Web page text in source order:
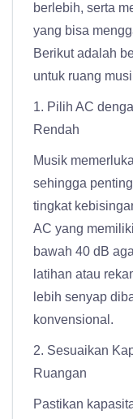
berlebih, serta
yang bisa
Berikut adalah
untuk ruang
1. Pilih AC
Rendah
Musik
sehingga
tingkat
AC yang
bawah 40 dB
latihan atau
lebih senyap
konvensional.
2. Sesuaikan
Ruangan
Pastikan